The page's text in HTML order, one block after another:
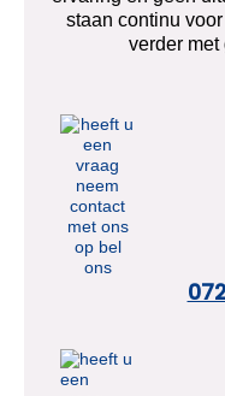
staan continu
verder met